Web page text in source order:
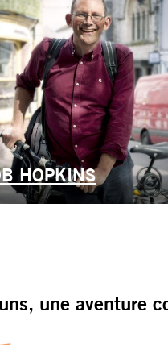
HOPKINS
une aventure